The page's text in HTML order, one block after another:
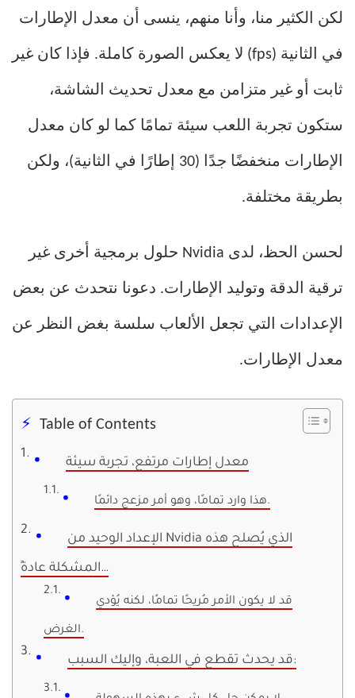
لكن الكثير منا، وأنا منهم، ينسى أن معدل الإطارات
في الثانية (fps) لا يعكس الصورة كاملة. فإذا كان غير
ثابت أو غير متزامن مع معدل تحديث الشاشة،
ستكون تجربة اللعب سيئة تمامًا كما لو كان معدل
الإطارات منخفضًا جدًا (30 إطارًا في الثانية)، ولكن
بطريقة مختلفة.
لحسن الحظ، لدى Nvidia حلول برمجية أخرى غير
ترقية الدقة وتوليد الإطارات. دعونا نتحدث عن بعض
الإعدادات التي تجعل الألعاب سلسة بغض النظر عن
معدل الإطارات.
Table of Contents
معدل إطارات مرتفع، تجربة سيئة
هذا وارد تمامًا، وهو أمر مزعج دائمًا.
الإعداد الوحيد من Nvidia الذي يُصلح هذه
المشكلة عادةً…
قد لا يكون الأمر مُريحًا تمامًا، لكنه يُؤدي
الغرض.
قد يحدث تقطع في اللعبة، وإليك السبب: